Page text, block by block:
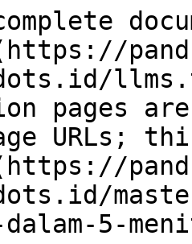
pages
URLs;
5-